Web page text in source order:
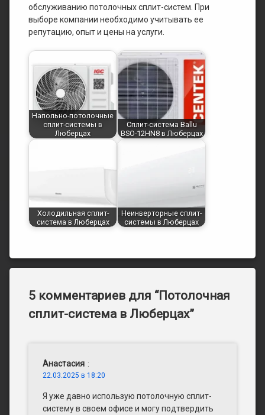
обслуживанию потолочных сплит-систем. При
выборе компании необходимо учитывать ее
репутацию, опыт и цены на услуги.
Напольно-потолочные
сплит-системы в
Люберцах
Сплит-система Ballu
BSO-12HN8 в Люберцах
Холодильная сплит-
система в Люберцах
Неинверторные сплит-
системы в Люберцах
5 комментариев для “Потолочная
сплит-система в Люберцах”
Анастасия :
22.03.2025 в 18:20
Я уже давно использую потолочную сплит-
систему в своем офисе и могу подтвердить